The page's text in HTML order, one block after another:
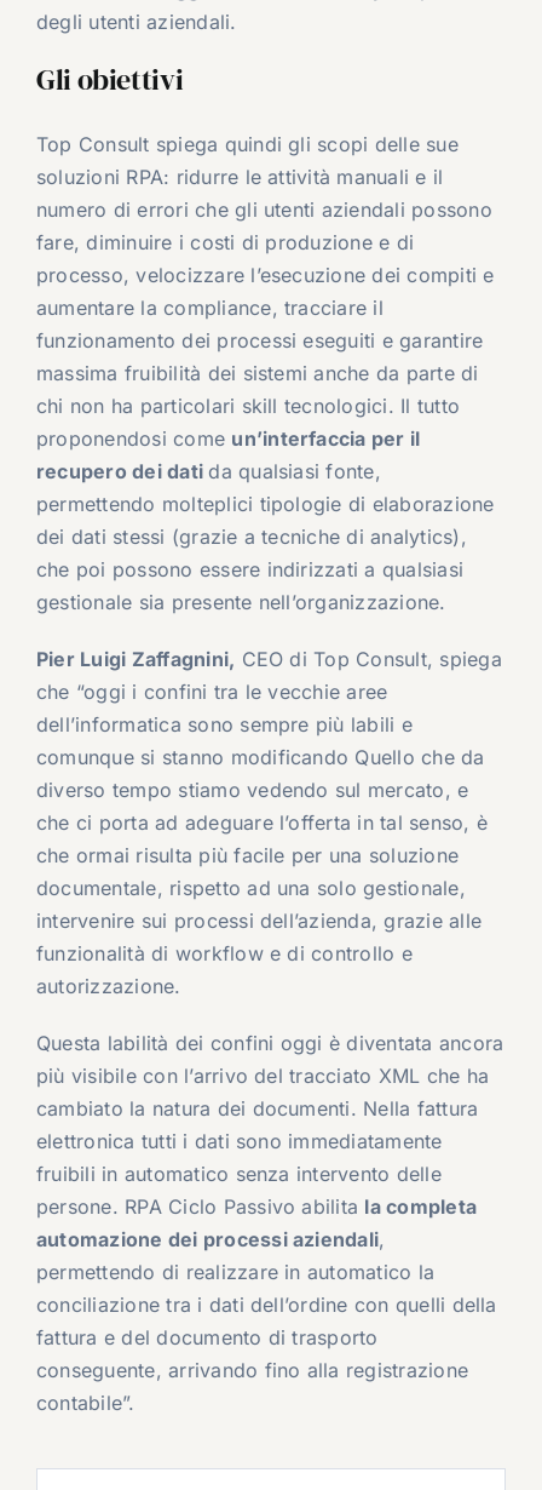
degli utenti aziendali.
Gli obiettivi
Top Consult spiega quindi gli scopi delle sue
soluzioni RPA: ridurre le attività manuali e il
numero di errori che gli utenti aziendali possono
fare, diminuire i costi di produzione e di
processo, velocizzare l’esecuzione dei compiti e
aumentare la compliance, tracciare il
funzionamento dei processi eseguiti e garantire
massima fruibilità dei sistemi anche da parte di
chi non ha particolari skill tecnologici. Il tutto
proponendosi come un’interfaccia per il
recupero dei datida qualsiasi fonte,
permettendo molteplici tipologie di elaborazione
dei dati stessi (grazie a tecniche di analytics),
che poi possono essere indirizzati a qualsiasi
gestionale sia presente nell’organizzazione.
Pier Luigi Zaffagnini, CEO di Top Consult, spiega
che “oggi i confini tra le vecchie aree
dell’informatica sono sempre più labili e
comunque si stanno modificando Quello che da
diverso tempo stiamo vedendo sul mercato, e
che ci porta ad adeguare l’offerta in tal senso, è
che ormai risulta più facile per una soluzione
documentale, rispetto ad una solo gestionale,
intervenire sui processi dell’azienda, grazie alle
funzionalità di workflow e di controllo e
autorizzazione.
Questa labilità dei confini oggi è diventata ancora
più visibile con l’arrivo del tracciato XML che ha
cambiato la natura dei documenti. Nella fattura
elettronica tutti i dati sono immediatamente
fruibili in automatico senza intervento delle
persone. RPA Ciclo Passivo abilita la completa
automazione dei processi aziendali,
permettendo di realizzare in automatico la
conciliazione tra i dati dell’ordine con quelli della
fattura e del documento di trasporto
conseguente, arrivando fino alla registrazione
contabile”.